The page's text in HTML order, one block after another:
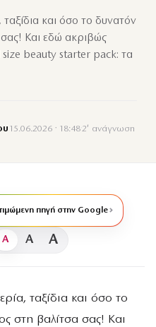
ταξίδια και όσο το δυνατόν
Και εδώ ακριβώς
size beauty starter pack: τα
15.06.2026 · 18:48·2′ ανάγνωση
πηγή στην Google
A A A
ταξίδια και όσο το
στη βαλίτσα σας! Και